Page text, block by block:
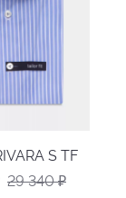
S TF
29 340₽